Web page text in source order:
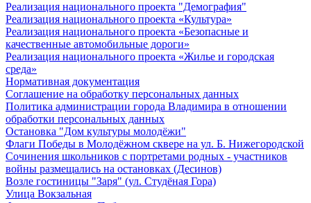
Реализация национального проекта "Демография"
Реализация национального проекта «Культура»
Реализация национального проекта «Безопасные и
качественные автомобильные дороги»
Реализация национального проекта «Жилье и городская
среда»
Нормативная документация
Соглашение на обработку персональных данных
Политика администрации города Владимира в отношении
обработки персональных данных
Остановка "Дом культуры молодёжи"
Флаги Победы в Молодёжном сквере на ул. Б. Нижегородской
Сочинения школьников с портретами родных - участников
войны размещались на остановках (Десинов)
Возле гостиницы "Заря" (ул. Студёная Гора)
Улица Вокзальная